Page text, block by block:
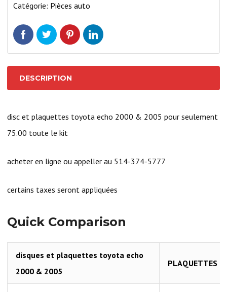
&
2005
Catégorie: Pièces auto
DESCRIPTION
disc et plaquettes toyota echo 2000 & 2005 pour seulement
75.00 toute le kit
acheter en ligne ou appeller au 514-374-5777
certains taxes seront appliquées
Quick Comparison
disques et plaquettes toyota echo
2000 & 2005
PLAQUETTES B